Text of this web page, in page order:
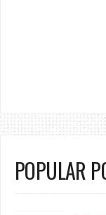
POPULAR